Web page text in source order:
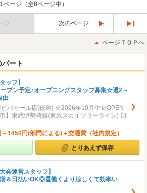
1ページ（全8ページ中）
ジ
次のページ
後
ページＴＯＰへ
ート
ッフ】
プン予定♪オープニングスタッフ募集☆週2～
由
ビバモール店(仮称) ※2026年10月中旬OPEN
】東武伊勢崎線(東武スカイツリーライン) 加
1450円(部門による)＋交通費（社内規定）
とりあえず保存
会運営スタッフ】
＆日払いOK◎昼働くより涼しくて効率い